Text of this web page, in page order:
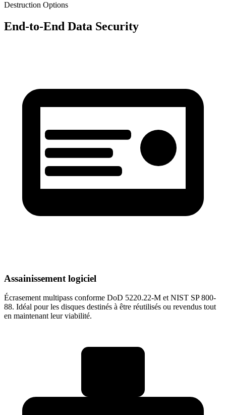
Destruction Options
End-to-End Data Security
Assainissement logiciel
Écrasement multipass conforme DoD 5220.22-M et NIST SP 800-
88. Idéal pour les disques destinés à être réutilisés ou revendus tout
en maintenant leur viabilité.